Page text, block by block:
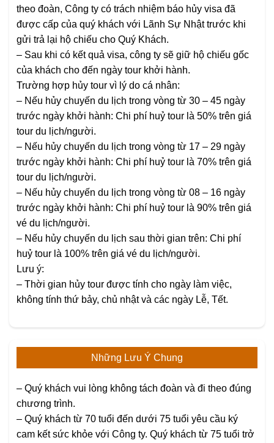
theo đoàn, Công ty có trách nhiệm báo hủy visa đã
được cấp của quý khách với Lãnh Sự Nhật trước khi
gửi trả lại hộ chiếu cho Quý Khách.
– Sau khi có kết quả visa, công ty sẽ giữ hộ chiếu gốc
của khách cho đến ngày tour khởi hành.
Trường hợp hủy tour vì lý do cá nhân:
– Nếu hủy chuyến du lịch trong vòng từ 30 – 45 ngày
trước ngày khởi hành: Chi phí huỷ tour là 50% trên giá
tour du lịch/người.
– Nếu hủy chuyến du lịch trong vòng từ 17 – 29 ngày
trước ngày khởi hành: Chi phí huỷ tour là 70% trên giá
tour du lịch/người.
– Nếu hủy chuyến du lịch trong vòng từ 08 – 16 ngày
trước ngày khởi hành: Chi phí huỷ tour là 90% trên giá
vé du lịch/người.
– Nếu hủy chuyến du lịch sau thời gian trên: Chi phí
huỷ tour là 100% trên giá vé du lịch/người.
Lưu ý:
– Thời gian hủy tour được tính cho ngày làm việc,
không tính thứ bảy, chủ nhật và các ngày Lễ, Tết.
Những Lưu Ý Chung
– Quý khách vui lòng không tách đoàn và đi theo đúng
chương trình.
– Quý khách từ 70 tuổi đến dưới 75 tuổi yêu cầu ký
cam kết sức khỏe với Công ty. Quý khách từ 75 tuổi trở